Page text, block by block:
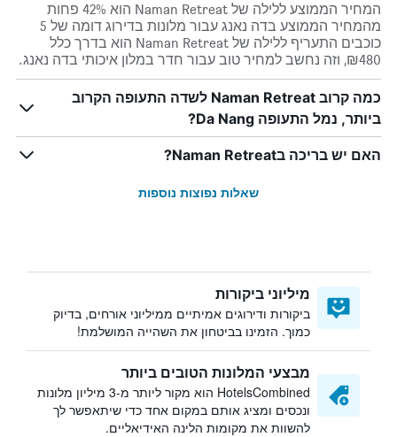
המחיר הממוצע ללילה של Naman Retreat הוא 42% פחות
מהמחיר הממוצע בדה נאנג עבור מלונות בדירוג דומה של 5
כוכבים התעריף ללילה של Naman Retreat הוא בדרך כלל
₪480, וזה נחשב למחיר טוב עבור חדר במלון איכותי בדה נאנג.
כמה קרוב Naman Retreat לשדה התעופה הקרוב
ביותר, נמל התעופה Da Nang?
האם יש בריכה בNaman Retreat?
שאלות נפוצות נוספות
מיליוני ביקורות
ביקורות ודירוגים אמיתיים ממיליוני אורחים, בדיוק
כמוך. הזמינו בביטחון את השהייה המושלמת!
מבצעי המלונות הטובים ביותר
HotelsCombined הוא מקור ליותר מ-3 מיליון מלונות
ונכסים ומציג אותם במקום אחד כדי שיתאפשר לך
להשוות את מקומות הלינה האידיאליים.